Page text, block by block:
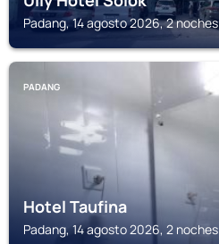
Padang, 14 agosto 2026, 2 noches
PADANG
Hotel Taufina
Padang, 14 agosto 2026, 2 noches